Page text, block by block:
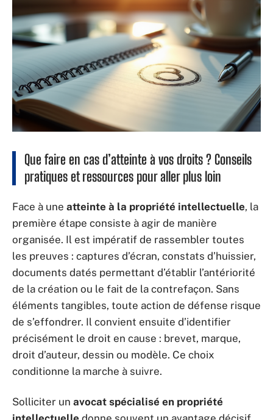
Que faire en cas d’atteinte à vos droits ? Conseils
pratiques et ressources pour aller plus loin
Face à une atteinte à la propriété intellectuelle, la
première étape consiste à agir de manière
organisée. Il est impératif de rassembler toutes
les preuves : captures d’écran, constats d’huissier,
documents datés permettant d’établir l’antériorité
de la création ou le fait de la contrefaçon. Sans
éléments tangibles, toute action de défense risque
de s’effondrer. Il convient ensuite d’identifier
précisément le droit en cause : brevet, marque,
droit d’auteur, dessin ou modèle. Ce choix
conditionne la marche à suivre.
Solliciter un avocat spécialisé en propriété